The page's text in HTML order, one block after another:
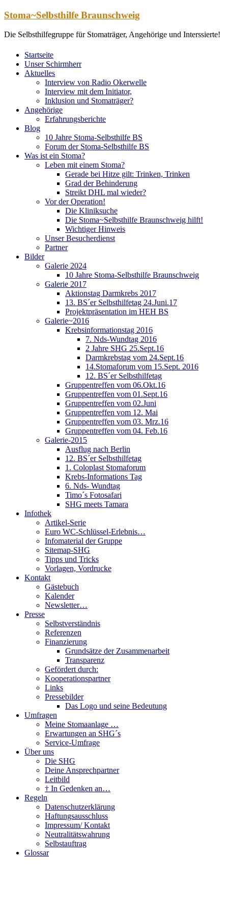
Zum
springen
Stoma~Selbsthilfe Braunschweig
Die Selbsthilfegruppe für Stomaträger, Angehörige und Interssierte!
Startseite
Unser Schirmherr
Aktuelles
Interview von Radio Okerwelle
Interview mit dem Initiator,
Inklusion und Stomaträger?
Angehörige
Erfahrungsberichte
Blog
10 Jahre Stoma-Selbsthilfe BS
Forum der Stoma-Selbsthilfe BS
Was ist ein Stoma?
Leben mit einem Stoma?
Gerade bei Hitze gilt: Trinken, Trinken
Grad der Behinderung
Streikt DHL mal wieder?
Vor der Operation!
Die Kliniksuche
Die Stoma~Selbsthilfe Braunschweig hilft!
Wichtiger Hinweis
Unser Besucherdienst
Partner
Bilder
Galerie 2024
10 Jahre Stoma-Selbsthilfe Braunschweig
Galerie 2017
Aktionstag Darmkrebs 2017
13. BS´er Selbsthilfetag 24.Juni.17
Projektpräsentation im HEH BS
Galerie~2016
Krebsinformationstag 2016
7. Nds-Wundtag 2016
2 Jahre SHG 25.Sept.16
Darmkrebstag vom 24.Sept.16
14.Stomaforum vom 15.Sept. 2016
12. BS´er Selbsthilfetag
Gruppentreffen vom 06.Okt.16
Gruppentreffen vom 01.Sept.16
Gruppentreffen vom 02.Juni
Gruppentreffen vom 12. Mai
Gruppentreffen vom 03. Mrz.16
Gruppentreffen vom 04. Feb.16
Galerie-2015
Ausflug nach Berlin
12. BS´er Selbsthilfetag
1. Coloplast Stomaforum
Krebs-Informations Tag
6. Nds- Wundtag
Timo´s Fotosafari
SHG meets Tamara
Infothek
Artikel-Serie
Euro WC-Schlüssel-Erlebnis…
Infomaterial der Gruppe
Sitemap-SHG
Tipps und Tricks
Vorlagen, Vordrucke
Kontakt
Gästebuch
Kalender
Newsletter…
Presse
Selbstverständnis
Referenzen
Finanzierung
Grundsätze der Zusammenarbeit
Transparenz
Gefördert durch:
Kooperationspartner
Links
Pressebilder
Das Logo und seine Bedeutung
Umfragen
Meine Stomaanlage …
Erwartungen an SHG´s
Service-Umfrage
Über uns
Die SHG
Deine Ansprechpartner
Leitbild
† In Gedenken an…
Regeln
Datenschutzerklärung
Haftungsausschluss
Impressum/ Kontakt
Neutralitätswahrung
Selbstauftrag
Glossar